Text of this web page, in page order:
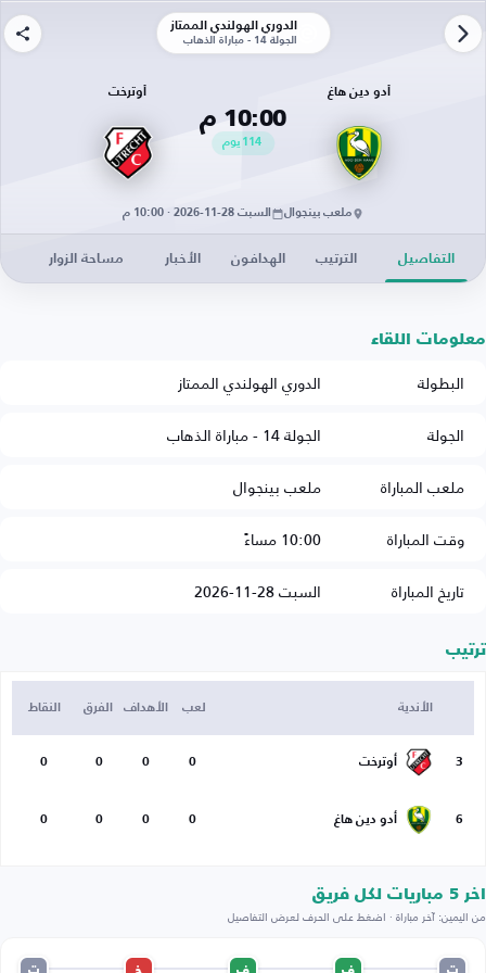
الدوري الهولندي الممتاز
الجولة 14 - مباراة الذهاب
أدو دين هاغ
10:00 م
114 يوم
أوترخت
ملعب بينجوال السبت 28-11-2026 · 10:00 م
التفاصيل الترتيب الهدافون الأخبار مساحة الزوار
معلومات اللقاء
البطولة
الدوري الهولندي الممتاز
الجولة
الجولة 14 - مباراة الذهاب
ملعب المباراة
ملعب بينجوال
وقت المباراة
10:00 مساءً
تاريخ المباراة
السبت 28-11-2026
ترتيب
الأندية لعب الأهداف الفرق النقاط
3 أوترخت 0
0
0
0
6 أدو دين هاغ 0
0
0
0
اخر 5 مباريات لكل فريق
من اليمين: آخر مباراة · اضغط على الحرف لعرض التفاصيل